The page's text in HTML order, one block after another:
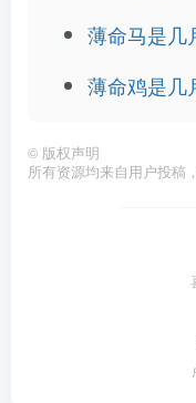
薄命马是几
薄命鸡是几
© 版权声明
所有资源均来自用户投稿